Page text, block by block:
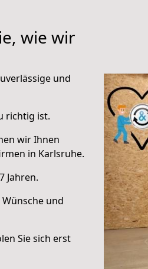
wie wir
und
richtig ist.
wir Ihnen
in Karlsruhe.
Jahren.
und
Sie sich erst